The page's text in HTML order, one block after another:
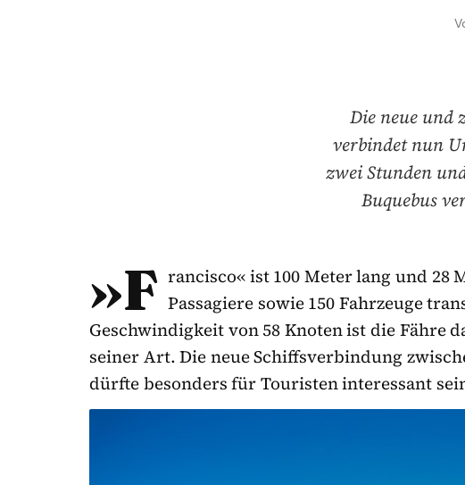
Die neue und
verbindet nun
zwei Stunden
Buquebus
»F rancisco« ist 100 Meter lang und 28
Passagiere sowie 150 Fahrzeuge
Geschwindigkeit von 58 Knoten ist die Fähre
seiner Art. Die neue Schiffsverbindung
dürfte besonders für Touristen interessant